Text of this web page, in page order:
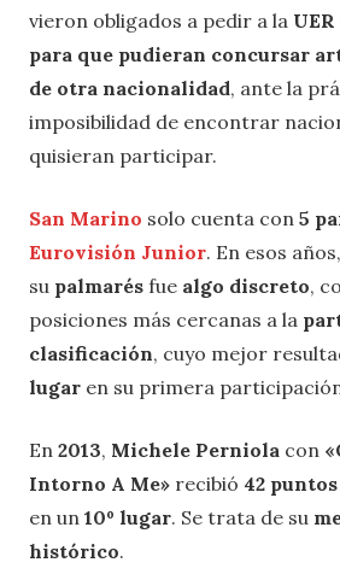
vieron obligados a pedir a la UER
para que pudieran concursar
de otra nacionalidad, ante la
imposibilidad de encontrar
quisieran participar.
San Marino solo cuenta con 5
Eurovisión Junior. En esos años,
su palmarés fue algo discreto,
posiciones más cercanas a la
clasificación, cuyo mejor
lugar en su primera
En 2013, Michele Perniola con
Intorno A Me» recibió 42 puntos
en un 10º lugar. Se trata de su
histórico.